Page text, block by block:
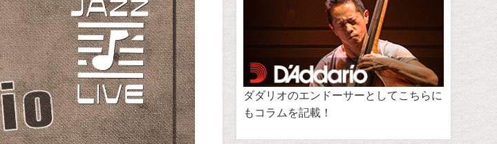
ダダリオのエンドーサーとしてこちらに
もコラムを記載！